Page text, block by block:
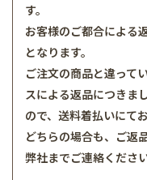
す。
お客様のご都合による
となります。
ご注文の商品と違って
スによる返品につきま
ので、送料着払いにて
どちらの場合も、ご返
弊社までご連絡くださ